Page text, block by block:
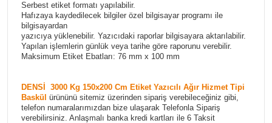
Serbest etiket formatı yapılabilir.
Hafızaya kaydedilecek bilgiler özel bilgisayar programı ile
bilgisayardan
yazıcıya yüklenebilir. Yazıcıdaki raporlar bilgisayara aktarılabilir.
Yapılan işlemlerin günlük veya tarihe göre raporunu verebilir.
Maksimum Etiket Ebatları: 76 mm x 100 mm
DENSİ 3000 Kg 150x200 Cm Etiket Yazıcılı Ağır Hizmet Tipi
Baskül ürününü sitemiz üzerinden sipariş verebileceğiniz gibi,
telefon numaralarımızdan bize ulaşarak Telefonla Sipariş
verebilirsiniz. Anlaşmalı banka kredi kartları ile 6 Taksit